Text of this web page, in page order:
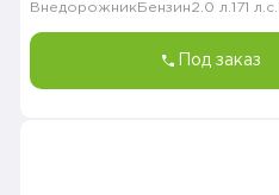
Внедорожник Бензин2.0 л. 171 л.с.
Под заказ